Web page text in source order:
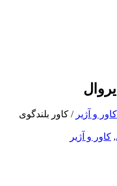
کاور و آژیر / کاور بلندگوی
, کاور و آژیر